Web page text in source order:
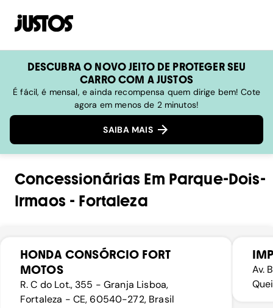
DESCUBRA O NOVO JEITO DE PROTEGER SEU
CARRO COM A JUSTOS
É fácil, é mensal, e ainda recompensa quem dirige bem! Cote
agora em menos de 2 minutos!
SAIBA MAIS
Concessionárias Em Parque-Dois-
Irmaos - Fortaleza
HONDA CONSÓRCIO FORT
MOTOS
R. C do Lot., 355 - Granja Lisboa,
Fortaleza - CE, 60540-272, Brasil
Av.